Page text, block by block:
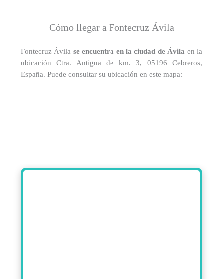
Cómo llegar a Fontecruz Ávila
Fontecruz Ávila se encuentra en la ciudad de Ávila en la
ubicación Ctra. Antigua de km. 3, 05196 Cebreros,
España. Puede consultar su ubicación en este mapa: